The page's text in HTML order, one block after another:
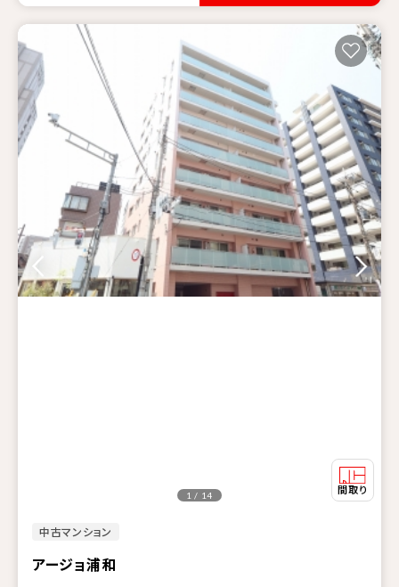
中古マンション
アージョ浦和
1 / 14